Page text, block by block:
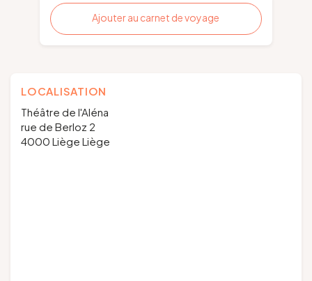
Ajouter au carnet de voyage
LOCALISATION
Théâtre de l'Aléna
rue de Berloz 2
4000 Liège Liège